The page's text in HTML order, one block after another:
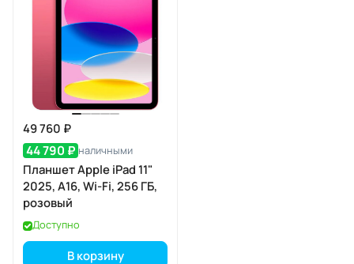
49 760 ₽
44 790 ₽ наличными
Планшет Apple iPad 11"
2025, A16, Wi-Fi, 256 ГБ,
розовый
Доступно
В корзину